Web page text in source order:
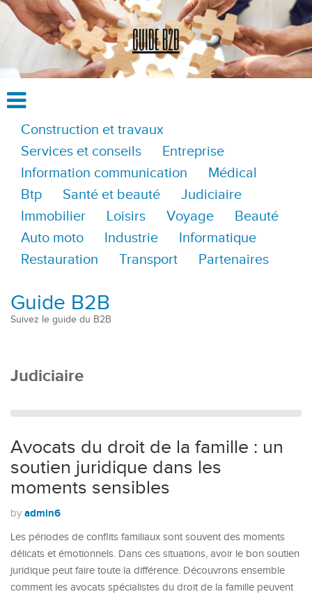
Construction et travaux
Services et conseils
Entreprise
Information communication
Médical
Btp
Santé et beauté
Judiciaire
Immobilier
Loisirs Voyage
Beauté
Auto moto
Industrie
Informatique
Restauration
Transport Partenaires
Guide B2B
Suivez le guide du B2B
Judiciaire
Avocats du droit de la famille : un
soutien juridique dans les
moments sensibles
by admin6
Les périodes de conflits familiaux sont souvent des moments
délicats et émotionnels. Dans ces situations, avoir le bon soutien
juridique peut faire toute la différence. Découvrons ensemble
comment les avocats spécialistes du droit de la famille peuvent